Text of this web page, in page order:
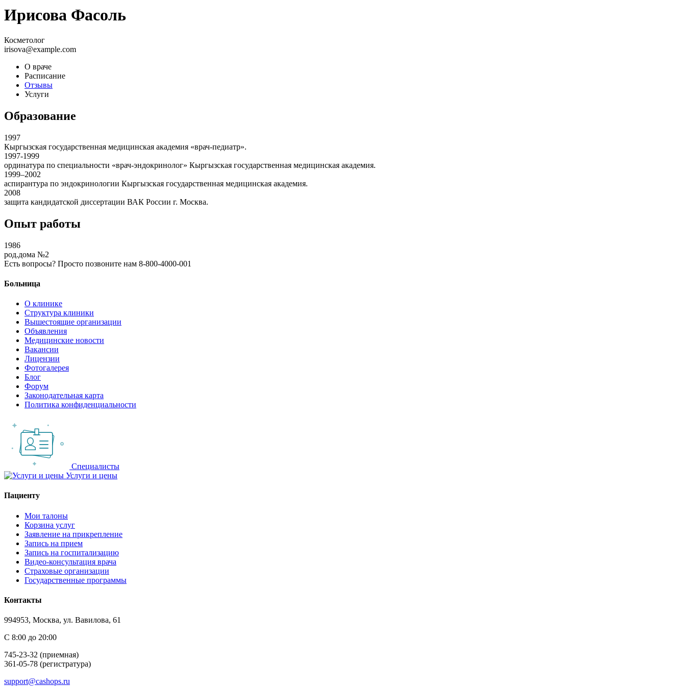
Ирисова Фасоль
Косметолог
irisova@example.com
О враче
Расписание
Отзывы
Услуги
Образование
1997
Кыргызская государственная медицинская академия «врач-педиатр».
1997-1999
ординатура по специальности «врач-эндокринолог» Кыргызская государственная медицинская академия.
1999–2002
аспирантура по эндокринологии Кыргызская государственная медицинская академия.
2008
защита кандидатской диссертации ВАК России г. Москва.
Опыт работы
1986
род.дома №2
Есть вопросы? Просто позвоните нам 8-800-4000-001
Больница
О клинике
Структура клиники
Вышестоящие организации
Объявления
Медицинские новости
Вакансии
Лицензии
Фотогалерея
Блог
Форум
Законодательная карта
Политика конфиденциальности
Специалисты
Услуги и цены
Пациенту
Мои талоны
Корзина услуг
Заявление на прикрепление
Запись на прием
Запись на госпитализацию
Видео-консультация врача
Страховые организации
Государственные программы
Контакты
994953, Москва, ул. Вавилова, 61
С 8:00 до 20:00
745-23-32 (приемная)
361-05-78 (регистратура)
support@cashops.ru